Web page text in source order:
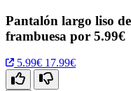
Pantalón largo liso
frambuesa por 5.99€
5.99€ 17.99€